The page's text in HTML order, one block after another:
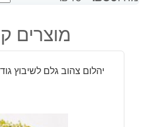
מוצרים
יהלום צהוב גלם לשיבוץ